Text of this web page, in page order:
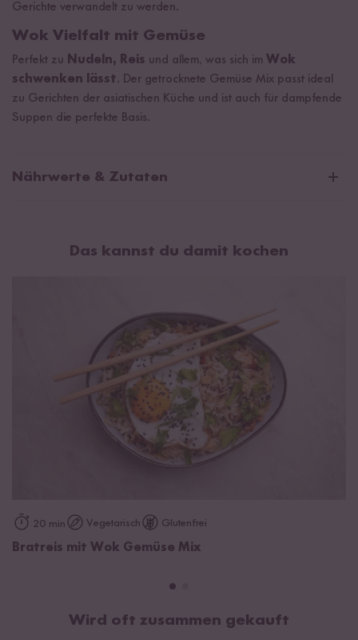
Gerichte verwandelt zu werden.
Wok Vielfalt mit Gemüse
Perfekt zu Nudeln, Reis und allem, was sich im Wok
schwenken lässt. Der getrocknete Gemüse Mix passt ideal
zu Gerichten der asiatischen Küche und ist auch für dampfende
Suppen die perfekte Basis.
Nährwerte & Zutaten
Shiitake-Pilze 27%, Karotten 24%, Knoblauch 20%, Zwiebeln
13%, Lauch 10%, Ingwer 6%.
Das kannst du damit kochen
20 min Vegetarisch Glutenfrei
Bratreis mit Wok Gemüse Mix
Wird oft zusammen gekauft